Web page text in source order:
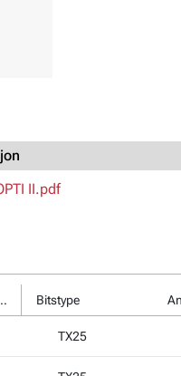
II.pdf
f, mm Bitstype
TX25